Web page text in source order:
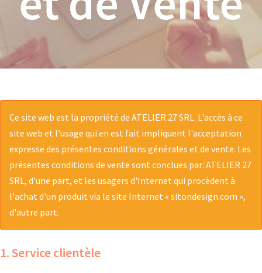
Ce site web est la propriété de ATELIER 27 SRL. L'accès à ce
site web et l'usage qui en est fait impliquent l'acceptation
expresse des présentes conditions générales et de vente. Les
présentes conditions de vente sont conclues par: ATELIER 27
SRL, d'une part, et les usagers d'Internet qui procèdent à
l'achat d'un produit via le site Internet « sitondesign.com »,
d'autre part.
1. Service clientèle